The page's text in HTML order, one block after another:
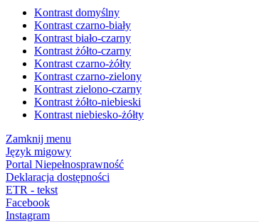
Kontrast domyślny
Kontrast czarno-biały
Kontrast biało-czarny
Kontrast żółto-czarny
Kontrast czarno-żółty
Kontrast czarno-zielony
Kontrast zielono-czarny
Kontrast żółto-niebieski
Kontrast niebiesko-żółty
Zamknij menu
Język migowy
Portal Niepełnosprawność
Deklaracja dostępności
ETR - tekst
Facebook
Instagram